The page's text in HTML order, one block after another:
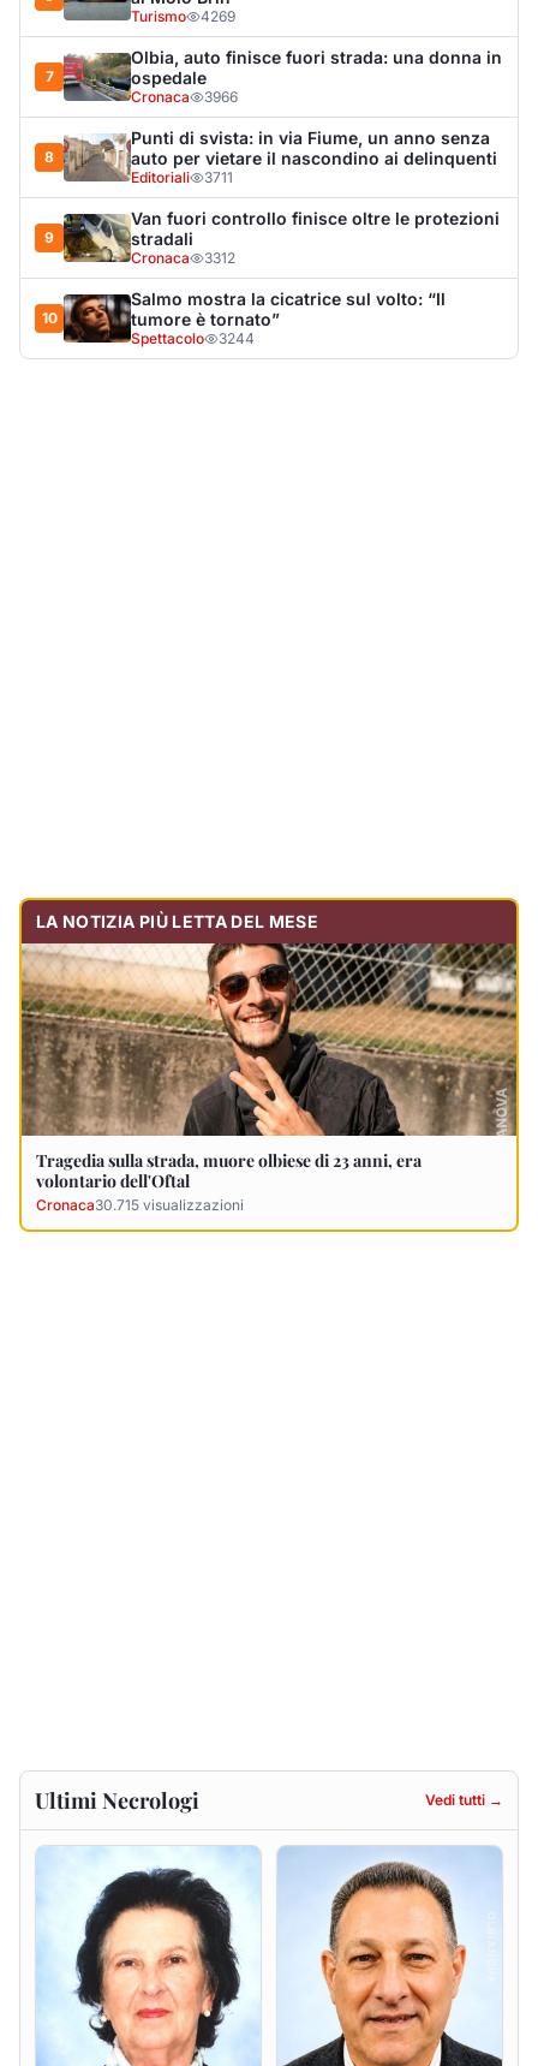
Francesca Anna Pirina
ved. Pileri
6 agosto 2026
Massimo Ricciu
6 agosto 2026